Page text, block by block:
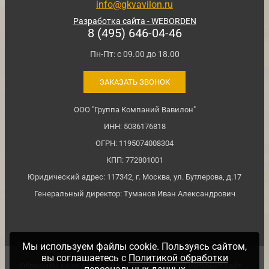
info@gkvavilon.ru
Разработка сайта - WEBORDEN
8 (495) 646-04-46
Пн-Пт: с 09.00 до 18.00
ЗАКАЗАТЬ ЗВОНОК
ООО "Группа Компаний Вавилон"
ИНН: 5036176818
ОГРН: 1195074008304
КПП: 772801001
Юридический адрес: 117342, г. Москва, ул. Бутлерова, д.17
Генеральный директор: Туманов Иван Александрович
Обращаем ваше внимание на то, что данный интернет-сайт
Мы используем файлы cookie. Пользуясь сайтом,
вы соглашаетесь с Политикой обработки